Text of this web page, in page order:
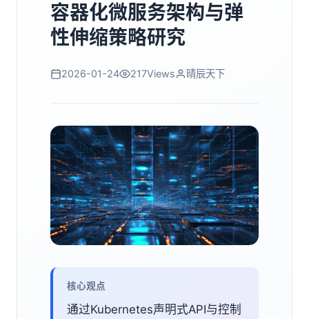
容器化微服务架构与弹
性伸缩策略研究
2026-01-24 217Views 晴辰天下
核心观点
通过Kubernetes声明式API与控制